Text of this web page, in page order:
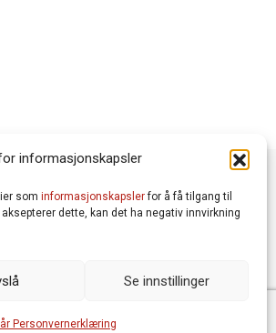
informasjonskapsler
som informasjonskapslerfor å få tilgang til
dette, kan det ha negativ innvirkning
Se innstillinger
Personvernerklæring
Informasjonskapsler (Cookies)
Ark | Design av Merete Bertheau